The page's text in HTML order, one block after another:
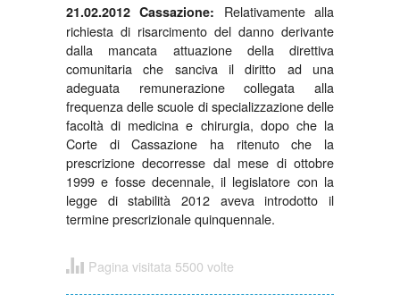
21.02.2012 Cassazione: Relativamente alla
richiesta di risarcimento del danno derivante
dalla mancata attuazione della direttiva
comunitaria che sanciva il diritto ad una
adeguata remunerazione collegata alla
frequenza delle scuole di specializzazione delle
facoltà di medicina e chirurgia, dopo che la
Corte di Cassazione ha ritenuto che la
prescrizione decorresse dal mese di ottobre
1999 e fosse decennale, il legislatore con la
legge di stabilità 2012 aveva introdotto il
termine prescrizionale quinquennale.
Pagina visitata 5500 volte